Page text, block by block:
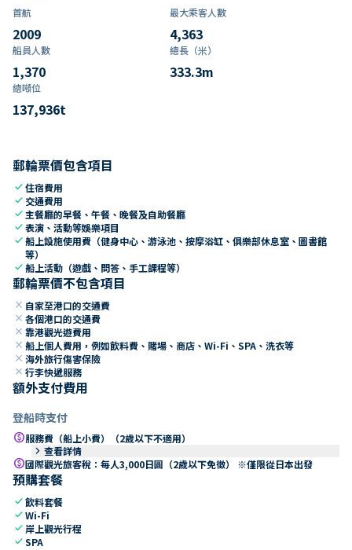
首航
2009
最大乘客人數
4,363
船員人數
1,370
總長（米）
333.3m
總噸位
137,936t
郵輪票價包含項目
check住宿費用
check 交通費用
check 主餐廳的早餐、午餐、晚餐及自助餐廳
check表演、活動等娛樂項目
check船上設施使用費（健身中心、游泳池、按摩浴缸、俱樂部休息室、圖書館
等）
check船上活動（遊戲、問答、手工課程等）
郵輪票價不包含項目
close 自家至港口的交通費
close 各個港口的交通費
close 靠港觀光遊費用
close 船上個人費用，例如飲料費、賭場、商店、Wi-Fi、SPA、洗衣等
close 海外旅行傷害保險
close 行李快遞服務
額外支付費用
登船時支付
paid服務費（船上小費）（2歲以下不適用）
keyboard_arrow_right 查看詳情
paid國際觀光旅客稅：每人3,000日圓（2歲以下免徵） ※僅限從日本出發
預購套餐
check飲料套餐
checkWi-Fi
check 岸上觀光行程
checkSPA